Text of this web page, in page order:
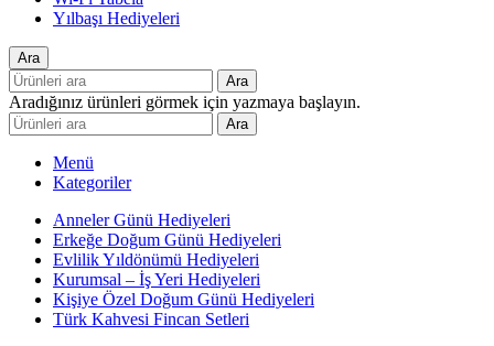
Yılbaşı Hediyeleri
Ara
Ara
Aradığınız ürünleri görmek için yazmaya başlayın.
Ara
Menü
Kategoriler
Anneler Günü Hediyeleri
Erkeğe Doğum Günü Hediyeleri
Evlilik Yıldönümü Hediyeleri
Kurumsal – İş Yeri Hediyeleri
Kişiye Özel Doğum Günü Hediyeleri
Türk Kahvesi Fincan Setleri